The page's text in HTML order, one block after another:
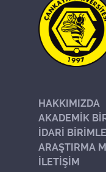
HAKKIMIZDA
AKADEMİK
İDARİ
ARAŞTIRMA
İLETİŞİM